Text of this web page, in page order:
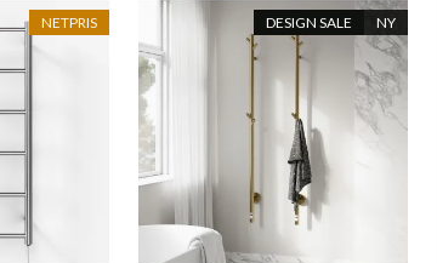
NETPRIS DESIGN SALE NY